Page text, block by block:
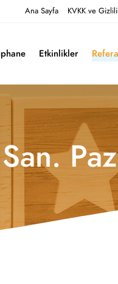
Ana Sayfa KVKK ve
Etkinlikler